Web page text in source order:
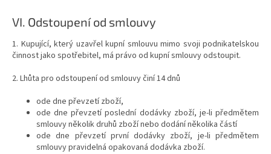
VI. Odstoupení od smlouvy
1. Kupující, který uzavřel kupní smlouvu mimo svoji podnikatelskou
činnost jako spotřebitel, má právo od kupní smlouvy odstoupit.
2. Lhůta pro odstoupení od smlouvy činí 14 dnů
ode dne převzetí zboží,
ode dne převzetí poslední dodávky zboží, je-li předmětem
smlouvy několik druhů zboží nebo dodání několika částí
ode dne převzetí první dodávky zboží, je-li předmětem
smlouvy pravidelná opakovaná dodávka zboží.